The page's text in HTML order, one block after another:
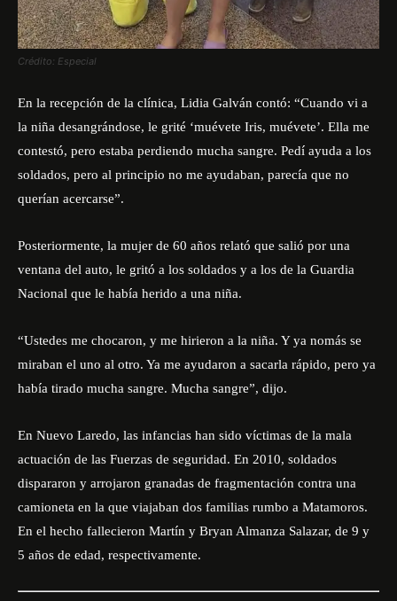
Crédito: Especial
En la recepción de la clínica, Lidia Galván contó: “Cuando vi a
la niña desangrándose, le grité ‘muévete Iris, muévete’. Ella me
contestó, pero estaba perdiendo mucha sangre. Pedí ayuda a los
soldados, pero al principio no me ayudaban, parecía que no
querían acercarse”.
Posteriormente, la mujer de 60 años relató que salió por una
ventana del auto, le gritó a los soldados y a los de la Guardia
Nacional que le había herido a una niña.
“Ustedes me chocaron, y me hirieron a la niña. Y ya nomás se
miraban el uno al otro. Ya me ayudaron a sacarla rápido, pero ya
había tirado mucha sangre. Mucha sangre”, dijo.
En Nuevo Laredo, las infancias han sido víctimas de la mala
actuación de las Fuerzas de seguridad. En 2010, soldados
dispararon y arrojaron granadas de fragmentación contra una
camioneta en la que viajaban dos familias rumbo a Matamoros.
En el hecho fallecieron Martín y Bryan Almanza Salazar, de 9 y
5 años de edad, respectivamente.